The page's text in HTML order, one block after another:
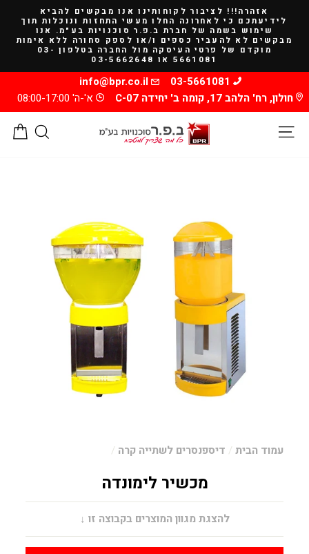
קריאה
אזהרה!!! לציבור לקוחותינו אנו מבקשים להביא
לידיעתכם כי לאחרונה החלו מעשי התחזות ונוכלות תוך
שימוש בשמה של חברת ב.פ.ר סוכנויות בע"מ. אנו
מבקשים לא להעביר כספים ו/או לספק סחורה ללא אימות
מוקדם של פרטי העיסקה מול החברה בטלפון 03-
5661081 או 03-5662648
03-5661081
info@bpr.co.il
חולון, רח' הלהב 17, קומה ב' יחידה C-07
א'-ה' 08:00-17:00
עמוד הבית / דיספנסרים לשתייה קרה /
מכשיר לימונדה
מחיר
להצגת מגוון המוצרים בקבוצה זו ↓